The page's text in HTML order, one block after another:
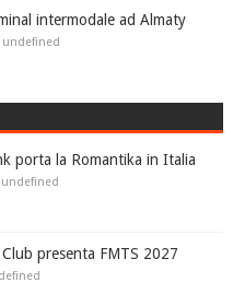
intermodale ad Almaty
undefined
porta la Romantika in Italia
undefined
presenta FMTS 2027